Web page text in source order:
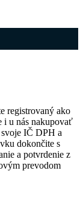
registrovaný ako
i u nás nakupovať
IČ DPH a
dokončite s
a potvrdenie z
prevodom